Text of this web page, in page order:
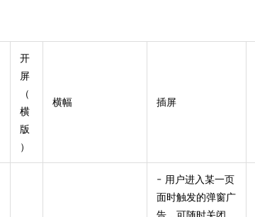
开
屏
（
横
版
）
横幅 插屏
- 用户进入某一页
面时触发的弹窗广
告，可随时关闭